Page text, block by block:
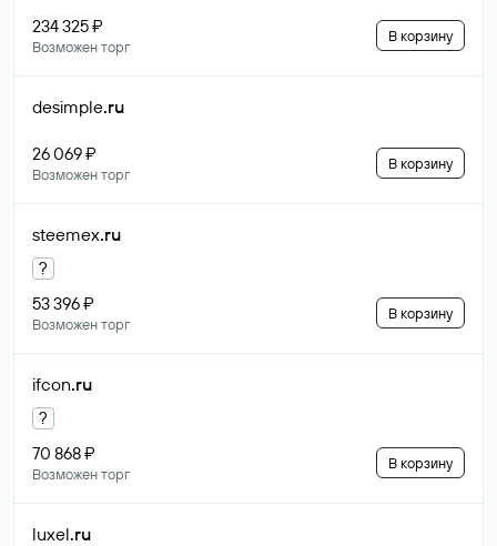
234 325 ₽
Возможен торг
В корзину
desimple.ru
26 069 ₽
Возможен торг
В корзину
steemex.ru
?
53 396 ₽
Возможен торг
В корзину
ifcon.ru
?
70 868 ₽
Возможен торг
В корзину
luxel.ru